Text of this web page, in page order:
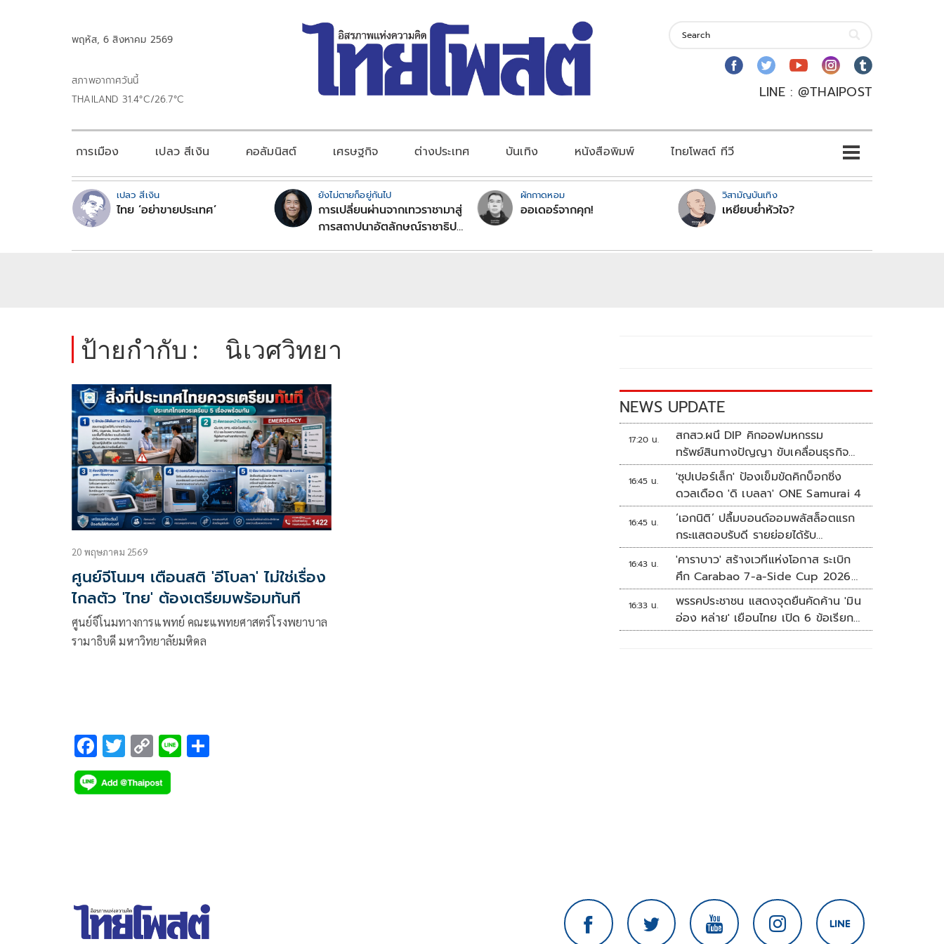
พฤหัส, 6 สิงหาคม 2569
สภาพอากาศวันนี้
THAILAND 31.4°C/26.7°C
LINE : @THAIPOST
การเมือง เปลว สีเงิน คอลัมนิสต์ เศรษฐกิจ ต่างประเทศ บันเทิง หนังสือพิมพ์ ไทยโพสต์ ทีวี
เปลว สีเงิน
ไทย ‘อย่าขายประเทศ’
ยังไม่ตายก็อยู่กันไป
การเปลี่ยนผ่านจากเทวราชามาสู่
การสถาปนาอัตลักษณ์ราชาธิป
ผักกาดหอม
ออเดอร์จากคุก!
วิสามัญบันเทิง
เหยียบย่ำหัวใจ?
ป้ายกำกับ : นิเวศวิทยา
20 พฤษภาคม 2569
ศูนย์จีโนมฯ เตือนสติ 'อีโบลา' ไม่ใช่เรื่อง
ไกลตัว 'ไทย' ต้องเตรียมพร้อมทันที
ศูนย์จีโนมทางการแพทย์ คณะแพทยศาสตร์โรงพยาบาล
รามาธิบดี มหาวิทยาลัยมหิดล
F
ac
e
T
wi
tt
C
o
p
Li
NEWS UPDATE
17:20 น.
สกสว.ผนึ DIP คิกออฟมหกรรม
ทรัพย์สินทางปัญญา ขับเคลื่อนธุรกิจ
ไทยสู่อนาคต
16:45 น.
'ซุปเปอร์เล็ก' ป้องเข็มขัดคิกบ็อกซิ่ง
ดวลเดือด 'ดิ เบลลา' ONE Samurai 4
16:45 น.
‘เอกนิติ’ ปลื้มบอนด์ออมพลัสล็อตแรก
กระแสตอบรับดี รายย่อยได้รับ
จัดสรร2.2หมื่นคน เปิดจองรอบใหม่
ก.ย.นี้
16:43 น.
'คาราบาว' สร้างเวทีแห่งโอกาส ระเบิก
ศึก Carabao 7-a-Side Cup 2026
หาแชมป์ดูบอลที่เวมบลีย์
16:33 น.
พรรคประชาชน แสดงจุดยืนคัดค้าน 'มิน
อ่อง หล่าย' เยือนไทย เปิด 6 ข้อเรียก
ร้องรัฐสภา-รัฐบาล